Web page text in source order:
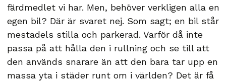
färdmedlet vi har. Men, behöver verkligen alla en
egen bil? Där är svaret nej. Som sagt; en bil står
mestadels stilla och parkerad. Varför då inte
passa på att hålla den i rullning och se till att
den används snarare än att den bara tar upp en
massa yta i städer runt om i världen? Det är få